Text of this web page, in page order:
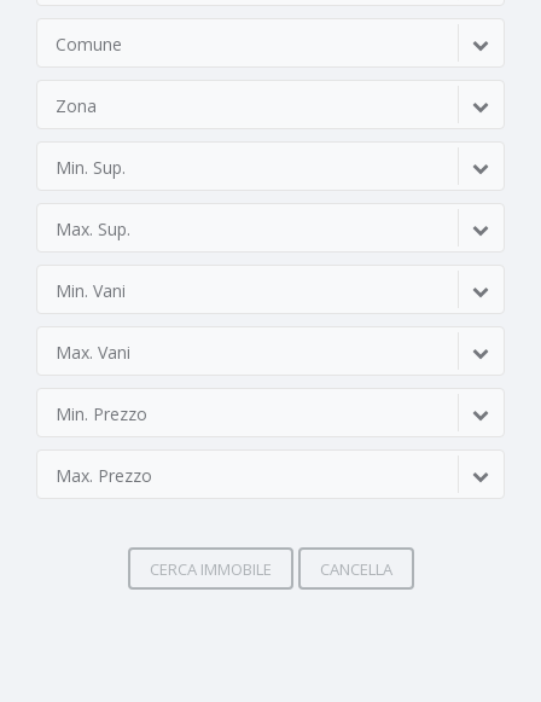
Comune
Zona
Min. Sup.
Max. Sup.
Min. Vani
Max. Vani
Min. Prezzo
Max. Prezzo
CERCA IMMOBILE CANCELLA